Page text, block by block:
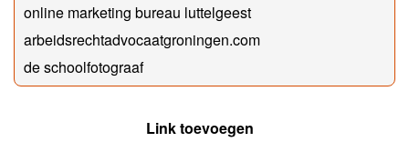
online marketing bureau luttelgeest
arbeidsrechtadvocaatgroningen.com
de schoolfotograaf
Link toevoegen